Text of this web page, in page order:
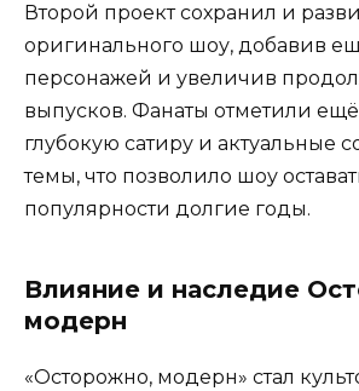
Второй проект сохранил и
оригинального шоу, добавив
персонажей и увеличив
выпусков. Фанаты отметили
глубокую сатиру и актуальные
темы, что позволило шоу
популярности долгие годы.
Влияние и наследие
модерн
«Осторожно, модерн» стал